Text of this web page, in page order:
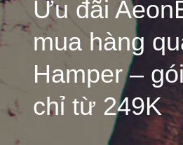
Ưu đãi
mua hàng
Hamper –
chỉ từ 249K